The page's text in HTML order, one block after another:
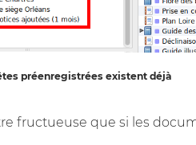
préenregistrées existent déjà
fructueuse que si les